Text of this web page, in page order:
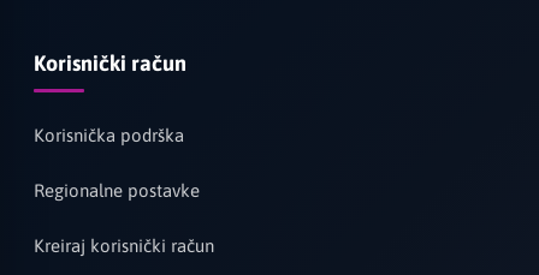
Korisnički račun
Korisnička podrška
Regionalne postavke
Kreiraj korisnički račun